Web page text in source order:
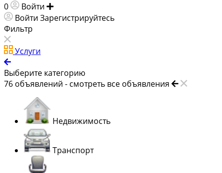
0 Войти
Войти Зарегистрируйтесь
Фильтр
Услуги
Выберите категорию
76 объявлений - смотреть все объявления
Недвижимость
Транспорт